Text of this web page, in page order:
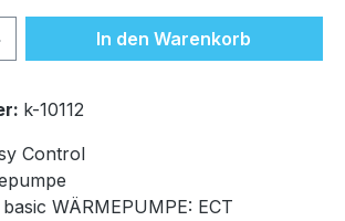
Gib den
In den Warenkorb
k-10112
Control
basic WÄRMEPUMPE: ECT